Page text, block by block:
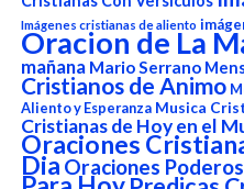
Imágenes cristianas de aliento
Oracion de La
mañana Mario Serrano
Cristianos de Animo
Aliento y Esperanza Musica
Cristianas de Hoy en el
Oraciones
DiaOraciones